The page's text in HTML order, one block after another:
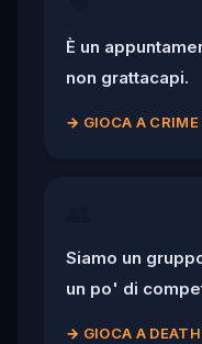
È un
non grattacapi.
→ GIOCA A
Siamo un
un po' di
→ GIOCA A